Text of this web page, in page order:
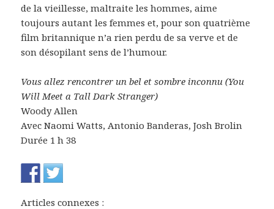
de la vieillesse, maltraite les hommes, aime
toujours autant les femmes et, pour son quatrième
film britannique n’a rien perdu de sa verve et de
son désopilant sens de l’humour.
Vous allez rencontrer un bel et sombre inconnu (You
Will Meet a Tall Dark Stranger)
Woody Allen
Avec Naomi Watts, Antonio Banderas, Josh Brolin
Durée 1 h 38
Articles connexes :